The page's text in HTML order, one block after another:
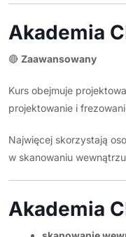
Akademia
🔴 Zaawansowany
Kurs obejmuje
projektowanie i
Najwięcej skorzystają
w skanowaniu
Akademia